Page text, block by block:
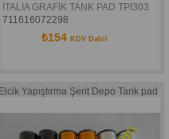
KIRMIZI TPH401
İTALİA GRAFİK TANK PAD TPI303
711616072298
₺154 KDV Dahil
Elcik Yapıştırma Şerit Depo Tank pad